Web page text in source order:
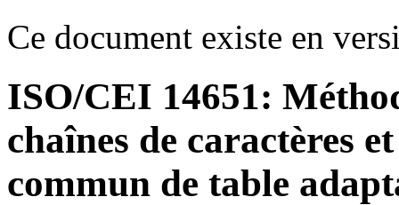
Ce document existe en
ISO/CEI 14651:
chaînes de caractères
commun de table